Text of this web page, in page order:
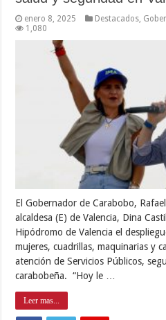
enero 8, 2025 Destacados,
1,080
El Gobernador de Carabobo,
alcaldesa (E) de Valencia, Dina
Hipódromo de Valencia el
mujeres, cuadrillas, maquinarias y
atención de Servicios Públicos,
carabobeña. “Hoy le …
Leer mas...